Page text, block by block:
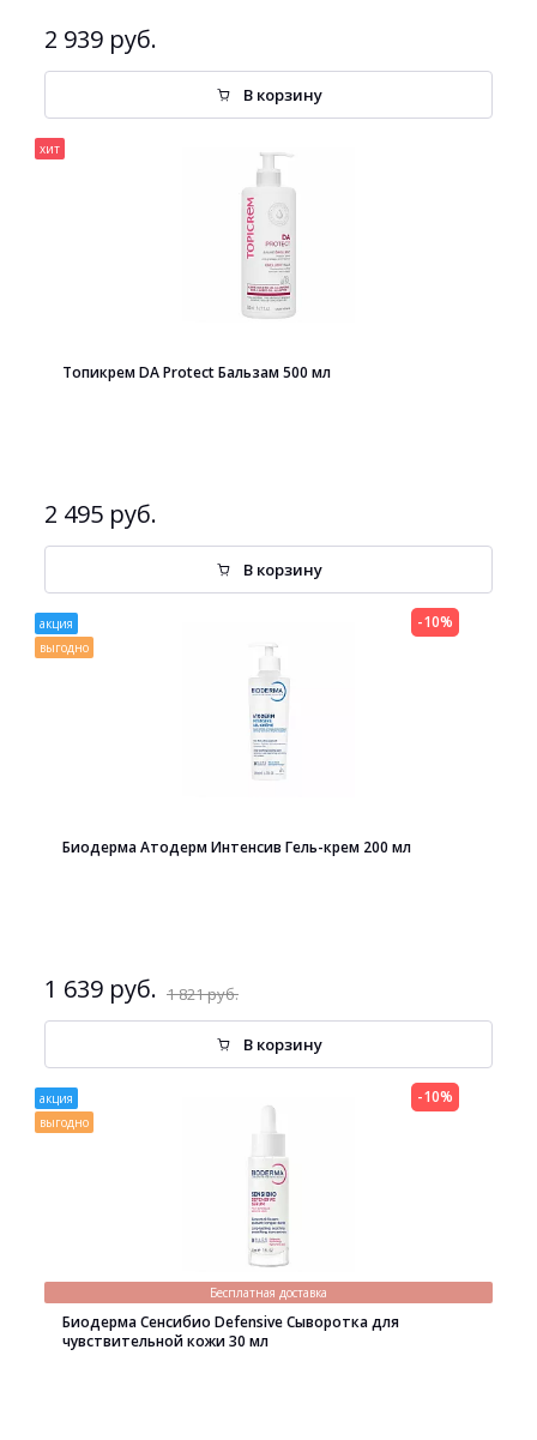
2 939 руб.
В корзину
хит
Топикрем DA Protect Бальзам 500 мл
2 495 руб.
В корзину
акция
выгодно
Биодерма Атодерм Интенсив Гель-крем 200 мл
1 639 руб. 1 821 руб.
-10%
В корзину
акция
выгодно
Бесплатная доставка
Биодерма Сенсибио Defensive Сыворотка для
чувствительной кожи 30 мл
-10%